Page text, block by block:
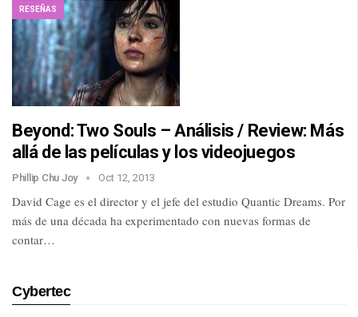
RESEÑAS
Beyond: Two Souls – Análisis / Review: Más
allá de las películas y los videojuegos
Phillip Chu Joy Oct 12, 2013
David Cage es el director y el jefe del estudio Quantic Dreams. Por
más de una década ha experimentado con nuevas formas de
contar…
Cybertec